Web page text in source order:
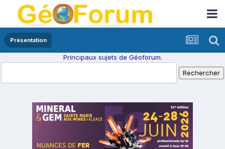
Présentation
Principaux sujets de Géoforum.